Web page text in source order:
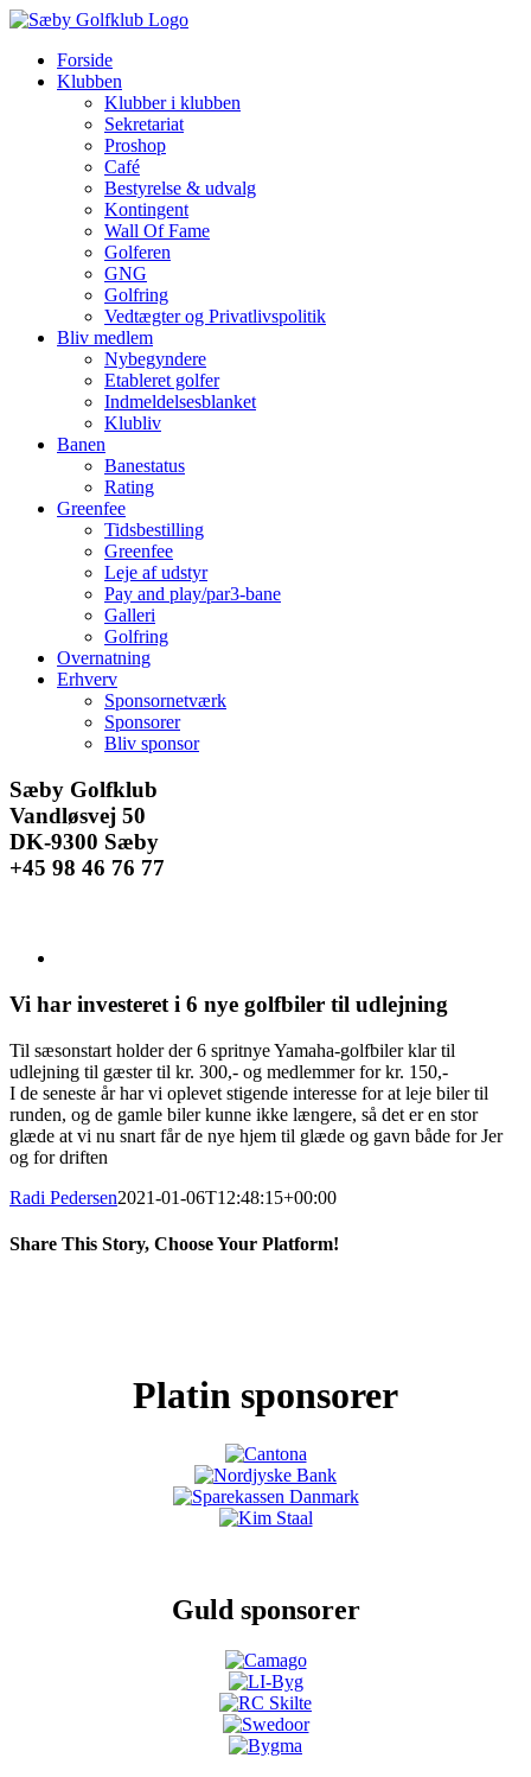
Skip
contentForside
Klubben
Klubber i klubben
Sekretariat
Proshop
Café
Bestyrelse & udvalg
Kontingent
Wall Of Fame
Golferen
GNG
Golfring
Vedtægter og Privatlivspolitik
Bliv medlem
Nybegyndere
Etableret golfer
Indmeldelsesblanket
Klubliv
Banen
Banestatus
Rating
Greenfee
Tidsbestilling
Greenfee
Leje af udstyr
Pay and play/par3-bane
Galleri
Golfring
Overnatning
Erhverv
Sponsornetværk
Sponsorer
Bliv sponsor
Facebook
Instagram
E-
mail
Sæby Golfklub
Vandløsvej 50
DK-9300 Sæby
+45 98 46 76 77
billede
Vi har investeret i 6 nye golfbiler til udlejning
Til sæsonstart holder der 6 spritnye Yamaha-golfbiler klar til
udlejning til gæster til kr. 300,- og medlemmer for kr. 150,-
I de seneste år har vi oplevet stigende interesse for at leje biler til
runden, og de gamle biler kunne ikke længere, så det er en stor
glæde at vi nu snart får de nye hjem til glæde og gavn både for Jer
og for driften
Radi Pedersen2021-01-06T12:48:15+00:00
Share This Story, Choose Your Platform!
Platin sponsorer
Guld sponsorer